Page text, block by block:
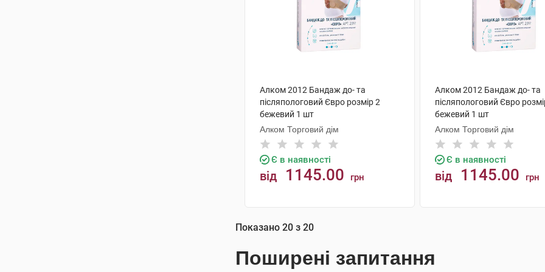
Алком 2012 Бандаж до- та
післяпологовий Євро розмір 2
бежевий 1 шт
Алком Торговий дім
Є в наявності
від 1145.00 грн
Алком 2012 Бандаж до- та
післяпологовий Євро
бежевий 1 шт
Алком Торговий дім
Є в наявності
від 1145.00 грн
Показано 20 з 20
Поширені запитання